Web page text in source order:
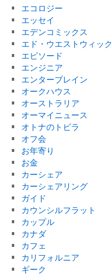
エコロジー
エッセイ
エデンコミックス
エド・ウエストウィック
エピソード
エンジニア
エンターブレイン
オークハウス
オーストラリア
オーマイニュース
オトナのトビラ
オフ会
お年寄り
お金
カーシェア
カーシェアリング
ガイド
カウンシルフラット
カップル
カナダ
カフェ
カリフォルニア
ギーク